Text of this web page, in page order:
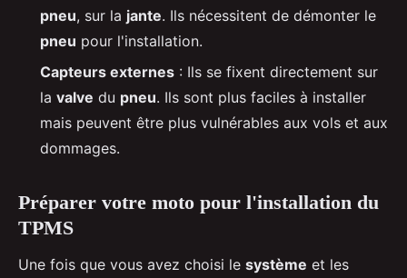
pneu, sur la jante. Ils nécessitent de démonter le
pneu pour l'installation.
Capteurs externes : Ils se fixent directement sur
la valve du pneu. Ils sont plus faciles à installer
mais peuvent être plus vulnérables aux vols et aux
dommages.
Préparer votre moto pour l'installation du
TPMS
Une fois que vous avez choisi le système et les